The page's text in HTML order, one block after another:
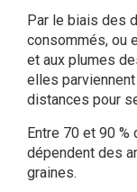
Par le biais des
consommés, ou
et aux plumes
elles
distances pour
Entre 70 et 90
dépendent des
graines.